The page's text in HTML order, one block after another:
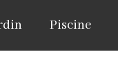
Piscine